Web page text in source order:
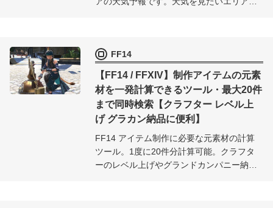
FF14
【FF14 / FFXIV】制作アイテムの元素
材を一発計算できるツール・最大20件
まで同時検索【クラフター レベル上
げ グラカン納品に便利】
FF14 アイテム制作に必要な元素材の計算
ツール。1度に20件分計算可能。クラフタ
ーのレベル上げやグランドカンパニー納品